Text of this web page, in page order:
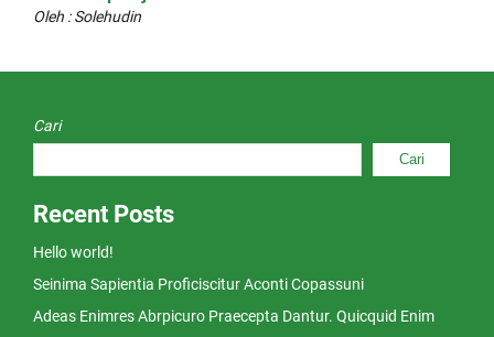
Oleh : Solehudin
Cari
Cari
Recent Posts
Hello world!
Seinima Sapientia Proficiscitur Aconti Copassuni
Adeas Enimres Abrpicuro Praecepta Dantur. Quicquid Enim